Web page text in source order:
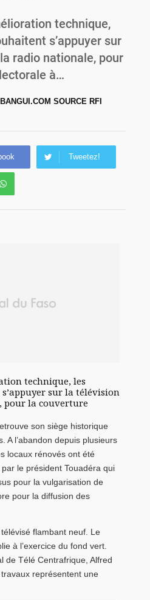
Burkina Faso : une usine de farine de blé à 3,1 milliards FCFA en construction pour renforcer la production locale
technique,
s’appuyer sur
radio nationale, pour
à…
SOURCE RFI
Tweetez!
technique, les
sur la télévision
pour la couverture
son siège historique
A l’abandon depuis plusieurs
locaux rénovés ont été
le président Touadéra qui
pour la vulgarisation de
pour la diffusion des
flambant neuf. Le
à l’exercice du fond vert.
de Télé Centrafrique, Alfred
représentent une